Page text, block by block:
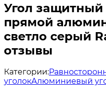
Угол защитный
прямой
светло серый
отзывы
Категории:
уголокАлюминиевый